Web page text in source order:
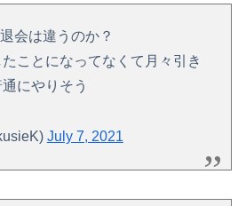
会は違うのか？
ことになってなくて月々引き
にやりそう
July 7, 2021